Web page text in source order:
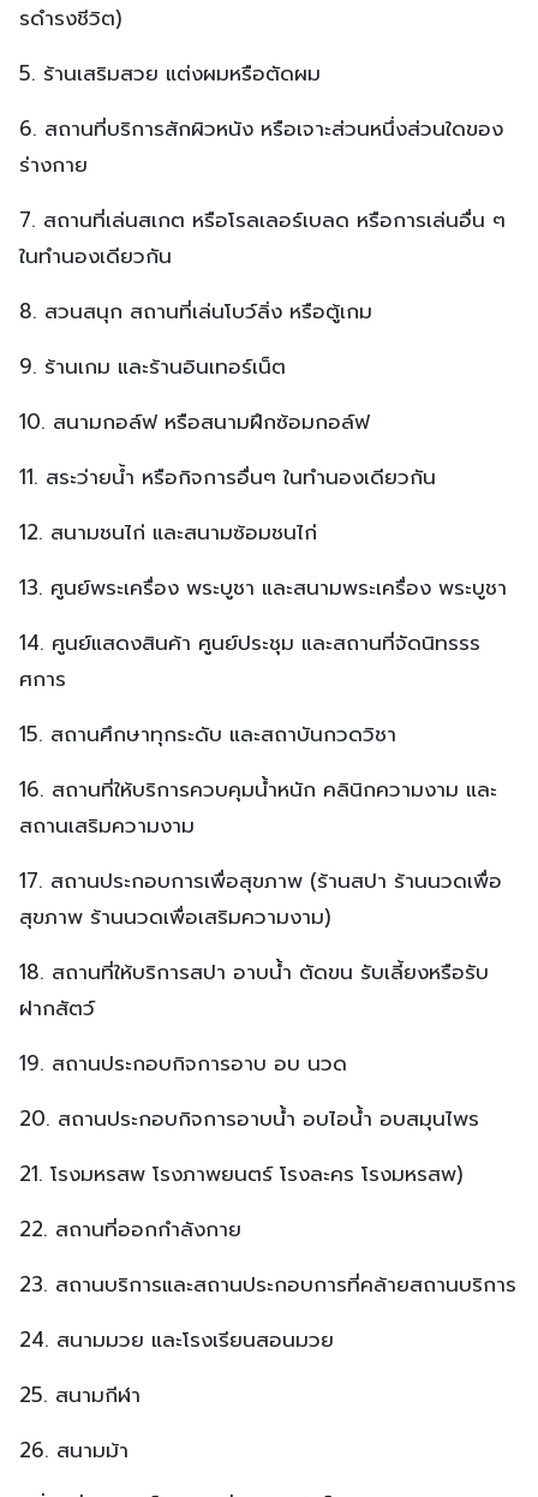
รดํารงชีวิต)
5. ร้านเสริมสวย แต่งผมหรือตัดผม
6. สถานที่บริการสักผิวหนัง หรือเจาะส่วนหนึ่งส่วนใดของ
ร่างกาย
7. สถานที่เล่นสเกต หรือโรลเลอร์เบลด หรือการเล่นอื่น ๆ
ในทํานองเดียวกัน
8. สวนสนุก สถานที่เล่นโบว์ลิ่ง หรือตู้เกม
9. ร้านเกม และร้านอินเทอร์เน็ต
10. สนามกอล์ฟ หรือสนามฝึกซ้อมกอล์ฟ
11. สระว่ายน้ำ หรือกิจการอื่นๆ ในทํานองเดียวกัน
12. สนามชนไก่ และสนามซ้อมชนไก่
13. ศูนย์พระเครื่อง พระบูชา และสนามพระเครื่อง พระบูชา
14. ศูนย์แสดงสินค้า ศูนย์ประชุม และสถานที่จัดนิทรรร
ศการ
15. สถานศึกษาทุกระดับ และสถาบันกวดวิชา
16. สถานที่ให้บริการควบคุมน้ําหนัก คลินิกความงาม และ
สถานเสริมความงาม
17. สถานประกอบการเพื่อสุขภาพ (ร้านสปา ร้านนวดเพื่อ
สุขภาพ ร้านนวดเพื่อเสริมความงาม)
18. สถานที่ให้บริการสปา อาบน้ํา ตัดขน รับเลี้ยงหรือรับ
ฝากสัตว์
19. สถานประกอบกิจการอาบ อบ นวด
20. สถานประกอบกิจการอาบน้ํา อบไอน้ํา อบสมุนไพร
21. โรงมหรสพ โรงภาพยนตร์ โรงละคร โรงมหรสพ)
22. สถานที่ออกกําลังกาย
23. สถานบริการและสถานประกอบการที่คล้ายสถานบริการ
24. สนามมวย และโรงเรียนสอนมวย
25. สนามกีฬา
26. สนามม้า